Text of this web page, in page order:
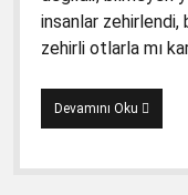
insanlar zehirlendi,
zehirli otlarla mı
Devamını OkuZehirli
Otları
Katmak